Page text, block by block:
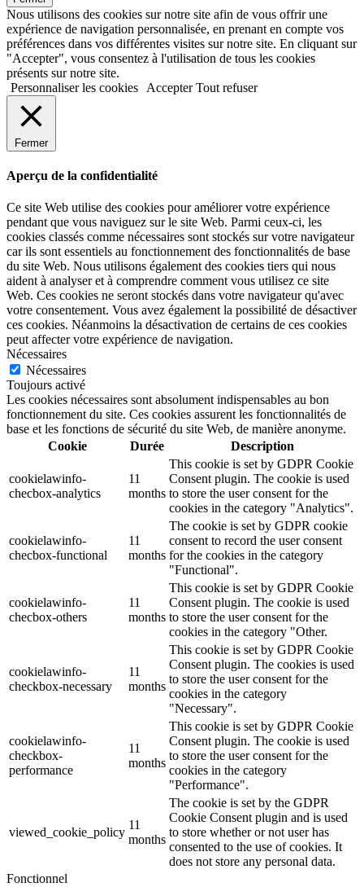
Nous utilisons des cookies sur notre site afin de vous offrir une
expérience de navigation personnalisée, en prenant en compte vos
préférences dans vos différentes visites sur notre site. En cliquant sur
"Accepter", vous consentez à l'utilisation de tous les cookies
présents sur notre site.
Personnaliser les cookies
Accepter Tout refuser
Fermer
Aperçu de la confidentialité
Ce site Web utilise des cookies pour améliorer votre expérience
pendant que vous naviguez sur le site Web. Parmi ceux-ci, les
cookies classés comme nécessaires sont stockés sur votre navigateur
car ils sont essentiels au fonctionnement des fonctionnalités de base
du site Web. Nous utilisons également des cookies tiers qui nous
aident à analyser et à comprendre comment vous utilisez ce site
Web. Ces cookies ne seront stockés dans votre navigateur qu'avec
votre consentement. Vous avez également la possibilité de désactiver
ces cookies. Néanmoins la désactivation de certains de ces cookies
peut affecter votre expérience de navigation.
Nécessaires
Nécessaires
Toujours activé
Les cookies nécessaires sont absolument indispensables au bon
fonctionnement du site. Ces cookies assurent les fonctionnalités de
base et les fonctions de sécurité du site Web, de manière anonyme.
Cookie
Durée Description
cookielawinfo-
checbox-analytics
11
months
This cookie is set by GDPR Cookie
Consent plugin. The cookie is used
to store the user consent for the
cookies in the category "Analytics".
cookielawinfo-
checbox-functional
11
months
The cookie is set by GDPR cookie
consent to record the user consent
for the cookies in the category
"Functional".
cookielawinfo-
checbox-others
11
months
This cookie is set by GDPR Cookie
Consent plugin. The cookie is used
to store the user consent for the
cookies in the category "Other.
cookielawinfo-
checkbox-necessary
11
months
This cookie is set by GDPR Cookie
Consent plugin. The cookies is used
to store the user consent for the
cookies in the category
"Necessary".
cookielawinfo-
checkbox-
performance
11
months
This cookie is set by GDPR Cookie
Consent plugin. The cookie is used
to store the user consent for the
cookies in the category
"Performance".
viewed_cookie_policy
11
months
The cookie is set by the GDPR
Cookie Consent plugin and is used
to store whether or not user has
consented to the use of cookies. It
does not store any personal data.
Fonctionnel